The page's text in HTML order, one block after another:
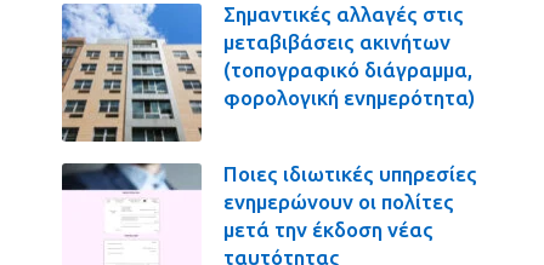
Σημαντικές αλλαγές στις
μεταβιβάσεις ακινήτων
(τοπογραφικό διάγραμμα,
φορολογική ενημερότητα)
Ποιες ιδιωτικές υπηρεσίες
ενημερώνουν οι πολίτες
μετά την έκδοση νέας
ταυτότητας